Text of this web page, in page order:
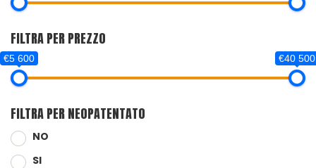
FILTRA PER PREZZO
€5 600 €40 500
FILTRA PER NEOPATENTATO
NO
SI